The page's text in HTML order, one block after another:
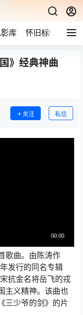
库 怀旧标签 网
》经典神曲
关注 私信
歌曲。由陈涛作
发行的同名专辑
抗金名将岳飞的戎
主义精神。该曲也
三少爷的剑》的片